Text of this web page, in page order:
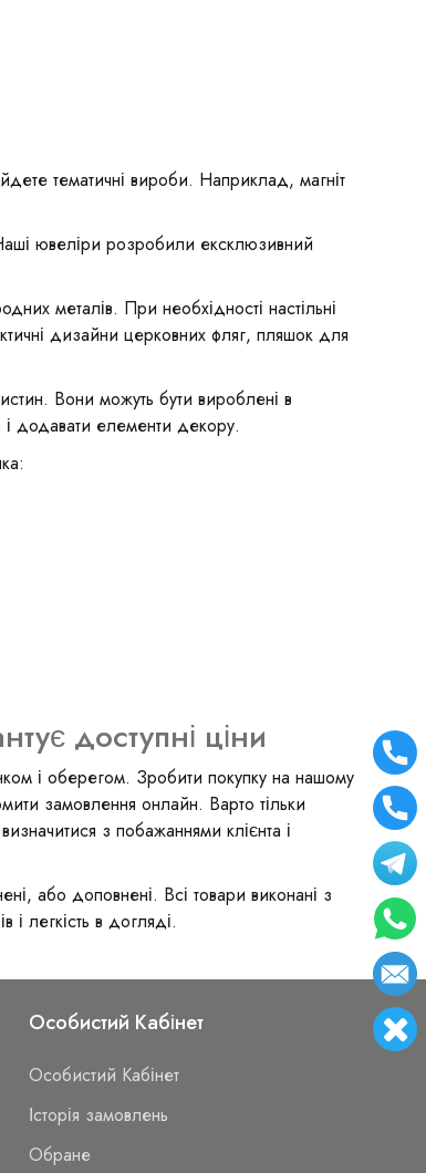
тематичні вироби. Наприклад, магніт
ювеліри розробили ексклюзивний
металів. При необхідності настільні
дизайни церковних фляг, пляшок для
Вони можуть бути вироблені в
і додавати елементи декору.
доступні ціни
і оберегом. Зробити покупку на нашому
замовлення онлайн. Варто тільки
з побажаннями клієнта і
або доповнені. Всі товари виконані з
і легкість в догляді.
Особистий Кабінет
Особистий Кабінет
Історія замовлень
Обране